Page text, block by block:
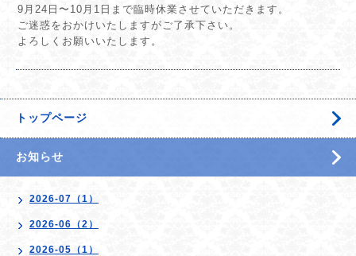
9月24日〜10月1日まで臨時休業させていただきます。
ご迷惑をおかけいたしますがご了承下さい。
よろしくお願いいたします。
トップページ
お知らせ
2026-07（1）
2026-06（2）
2026-05（1）